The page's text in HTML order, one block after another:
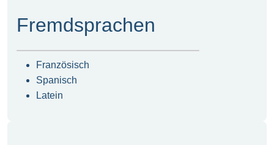
Fremdsprachen
Französisch
Spanisch
Latein